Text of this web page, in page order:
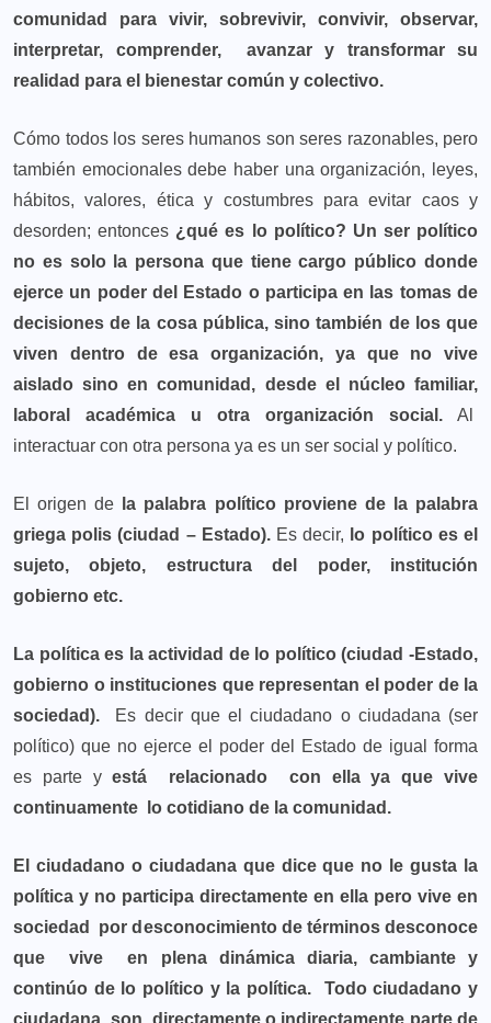
comunidad para vivir, sobrevivir, convivir, observar,
interpretar, comprender, avanzar y transformar su
realidad para el bienestar común y colectivo.
Cómo todos los seres humanos son seres razonables, pero
también emocionales debe haber una organización, leyes,
hábitos, valores, ética y costumbres para evitar caos y
desorden; entonces ¿qué es lo político? Un ser político
no es solo la persona que tiene cargo público donde
ejerce un poder del Estado o participa en las tomas de
decisiones de la cosa pública, sino también de los que
viven dentro de esa organización, ya que no vive
aislado sino en comunidad, desde el núcleo familiar,
laboral académica u otra organización social. Al
interactuar con otra persona ya es un ser social y político.
El origen de
la palabra político proviene de la palabra
griega polis (ciudad – Estado).Es decir, lo político es el
sujeto, objeto, estructura del poder, institución
gobierno etc.
La política es la actividad de lo político (ciudad -Estado,
gobierno o instituciones que representan el poder de la
sociedad). Es decir que el ciudadano o ciudadana (ser
político) que no ejerce el poder del Estado de igual forma
es parte yestá relacionado con ella ya que vive
continuamente lo cotidiano de la comunidad.
El ciudadano o ciudadana que dice que no le gusta la
política y no participa directamente en ella pero vive en
sociedad por desconocimiento de términos desconoce
que vive en plena dinámica diaria, cambiante y
continúo de lo político y la política.
Todo ciudadano y